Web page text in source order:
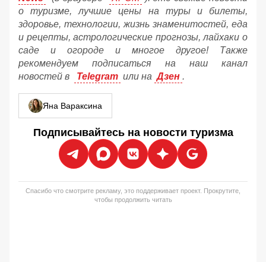
о туризме, лучшие цены на туры и билеты,
здоровье, технологии, жизнь знаменитостей, еда
и рецепты, астрологические прогнозы, лайхаки о
саде и огороде и многое другое! Также
рекомендуем подписаться на наш канал
новостей в
Telegram или на Дзен .
Яна Вараксина
Подписывайтесь на новости туризма
Спасибо что смотрите рекламу, это поддерживает проект. Прокрутите,
чтобы продолжить читать